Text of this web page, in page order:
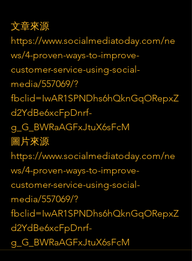
文章來源
https://www.socialmediatoday.com/ne
ws/4-proven-ways-to-improve-
customer-service-using-social-
media/557069/?
fbclid=IwAR1SPNDhs6hQknGqORepxZ
d2YdBe6xcFpDnrf-
g_G_BWRaAGFxJtuX6sFcM
圖片來源
https://www.socialmediatoday.com/ne
ws/4-proven-ways-to-improve-
customer-service-using-social-
media/557069/?
fbclid=IwAR1SPNDhs6hQknGqORepxZ
d2YdBe6xcFpDnrf-
g_G_BWRaAGFxJtuX6sFcM